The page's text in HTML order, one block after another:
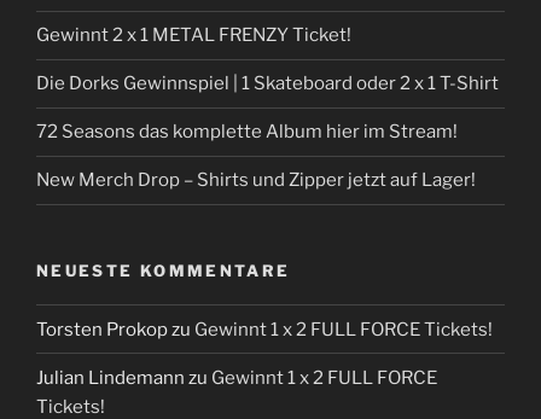
Gewinnt 2 x 1 METAL FRENZY Ticket!
Die Dorks Gewinnspiel | 1 Skateboard oder 2 x 1 T-Shirt
72 Seasons das komplette Album hier im Stream!
New Merch Drop – Shirts und Zipper jetzt auf Lager!
NEUESTE KOMMENTARE
Torsten Prokopzu Gewinnt 1 x 2 FULL FORCE Tickets!
Julian Lindemann zu Gewinnt 1 x 2 FULL FORCE
Tickets!